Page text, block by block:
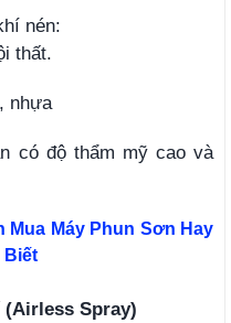
nén:
thất.
nhựa
có độ thẩm mỹ cao và
Mua Máy Phun Sơn Hay
Biết
Spray)